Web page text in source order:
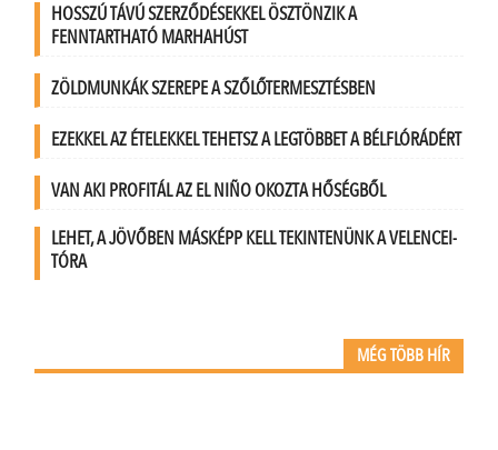
HOSSZÚ TÁVÚ SZERZŐDÉSEKKEL ÖSZTÖNZIK A
FENNTARTHATÓ MARHAHÚST
ZÖLDMUNKÁK SZEREPE A SZŐLŐTERMESZTÉSBEN
EZEKKEL AZ ÉTELEKKEL TEHETSZ A LEGTÖBBET A BÉLFLÓRÁDÉRT
VAN AKI PROFITÁL AZ EL NIÑO OKOZTA HŐSÉGBŐL
LEHET, A JÖVŐBEN MÁSKÉPP KELL TEKINTENÜNK A VELENCEI-
TÓRA
MÉG TÖBB HÍR